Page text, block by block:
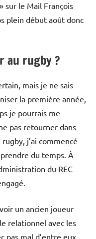
sur le Mail François
plein début août donc
au rugby ?
mais je ne sais
la première année,
je pourrais me
pas retourner dans
j’ai commencé
du temps. À
du REC
un ancien joueur
relationnel avec les
pas mal d’entre eux.